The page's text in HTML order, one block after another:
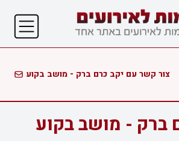
צור קשר עם יקב כרם ברק - מושב בקוע
ברק - מושב בקוע